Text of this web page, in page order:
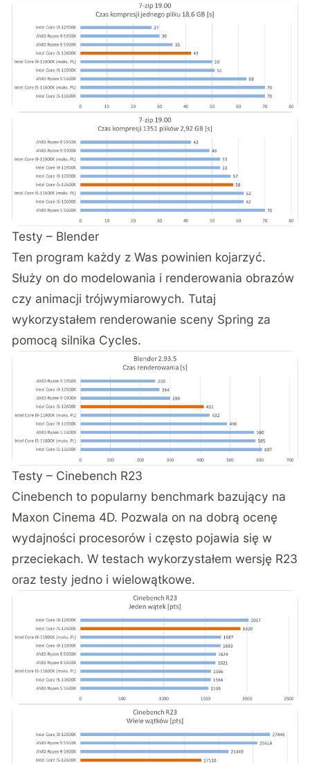
Testy – Blender
Ten program każdy z Was powinien kojarzyć.
Służy on do modelowania i renderowania obrazów
czy animacji trójwymiarowych. Tutaj
wykorzystałem renderowanie sceny Spring za
pomocą silnika Cycles.
Testy – Cinebench R23
Cinebench to popularny benchmark bazujący na
Maxon Cinema 4D. Pozwala on na dobrą ocenę
wydajności procesorów i często pojawia się w
przeciekach. W testach wykorzystałem wersję R23
oraz testy jedno i wielowątkowe.